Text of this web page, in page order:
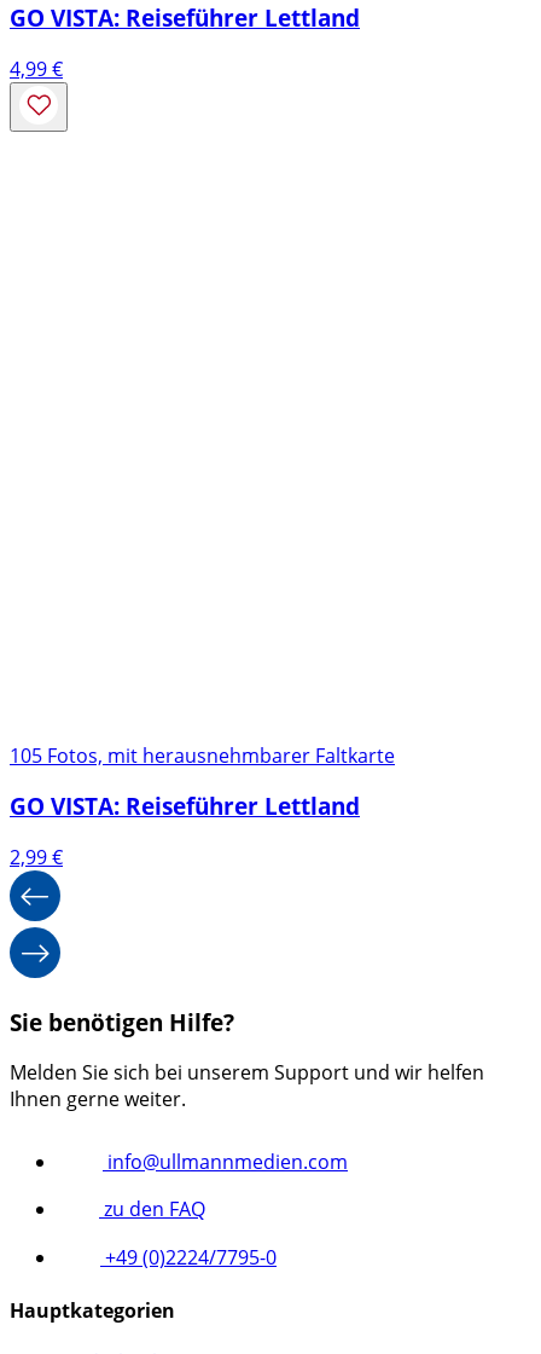
GO VISTA: Reiseführer Lettland
4,99€
105 Fotos, mit herausnehmbarer Faltkarte
GO VISTA: Reiseführer Lettland
2,99€
Sie benötigen Hilfe?
Melden Sie sich bei unserem Support und wir helfen
Ihnen gerne weiter.
info@ullmannmedien.com
zu den FAQ
+49 (0)2224/7795-0
Hauptkategorien